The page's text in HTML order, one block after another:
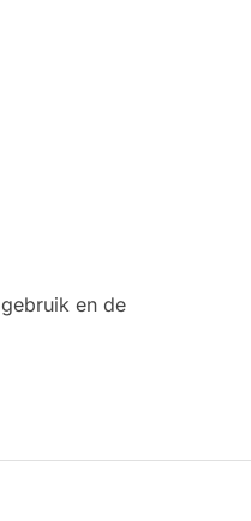
en de